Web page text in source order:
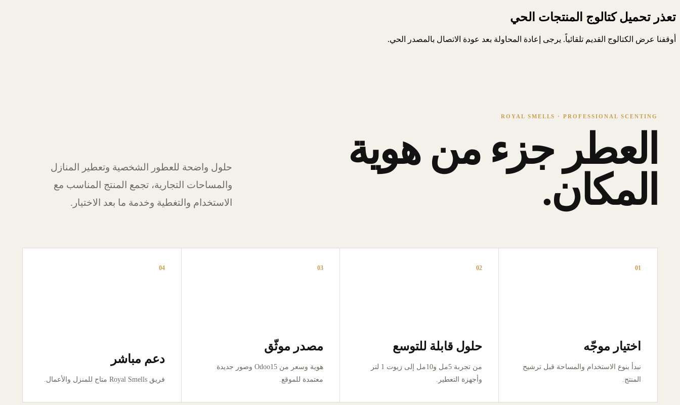
تعذر تحميل كتالوج المنتجات الحي
أوقفنا عرض الكتالوج القديم تلقائياً. يرجى إعادة المحاولة بعد عودة الاتصال بالمصدر الحي.
ROYAL SMELLS · PROFESSIONAL SCENTING
العطر جزء من هوية
المكان.
حلول واضحة للعطور الشخصية وتعطير المنازل
والمساحات التجارية، تجمع المنتج المناسب مع
الاستخدام والتغطية وخدمة ما بعد الاختيار.
01
اختيار موجّه
نبدأ بنوع الاستخدام والمساحة قبل ترشيح
المنتج.
02
حلول قابلة للتوسع
من تجربة 5مل و10مل إلى زيوت 1 لتر
وأجهزة التعطير.
03
مصدر موثّق
هوية وسعر من Odoo15 وصور جديدة
معتمدة للموقع.
04
دعم مباشر
فريق Royal Smells متاح للمنزل والأعمال.